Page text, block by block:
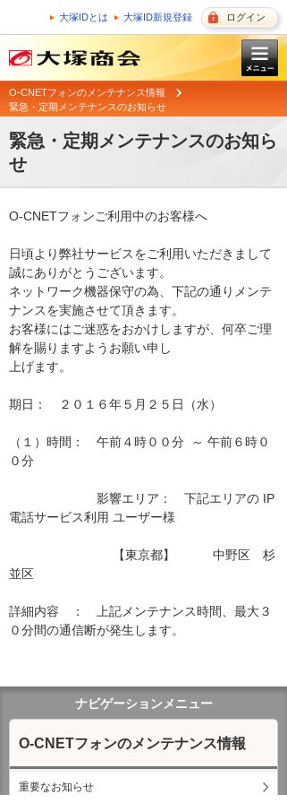
大塚IDとは 大塚ID新規登録 ログイン
O-CNETフォンのメンテナンス情報
緊急・定期メンテナンスのお知らせ
緊急・定期メンテナンスのお知ら
せ
O-CNETフォンご利用中のお客様へ
日頃より弊社サービスをご利用いただきまして
誠にありがとうございます。
ネットワーク機器保守の為、下記の通りメンテ
ナンスを実施させて頂きます。
お客様にはご迷惑をおかけしますが、何卒ご理
解を賜りますようお願い申し
上げます。
期日：　２０１６年５月２５日（水）
（１）時間：　午前４時００分  ～ 午前６時０
０分
影響エリア：　下記エリアの IP
電話サービス利用 ユーザー様
【東京都】　　　中野区　杉
並区
詳細内容　：　上記メンテナンス時間、最大３
０分間の通信断が発生します。
ナビゲーションメニュー
O-CNETフォンのメンテナンス情報
重要なお知らせ